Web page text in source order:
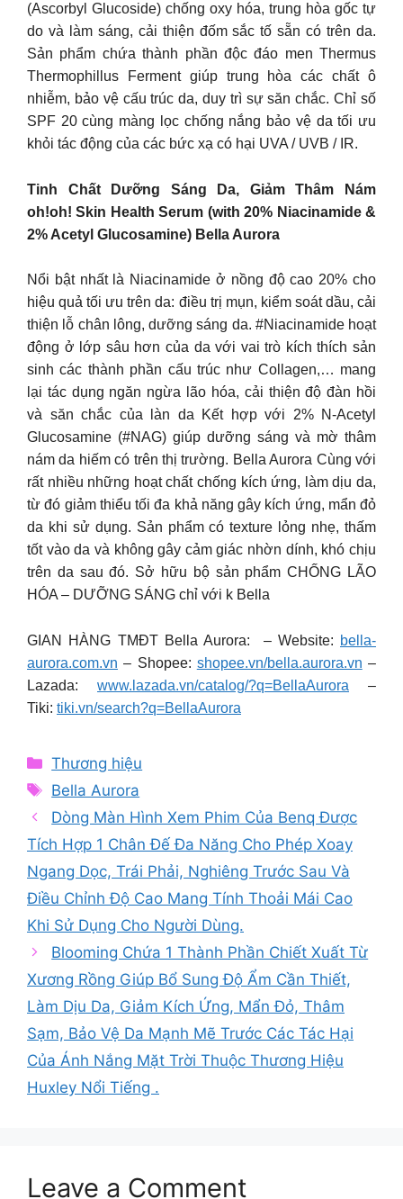
(Ascorbyl Glucoside) chống oxy hóa, trung hòa gốc tự
do và làm sáng, cải thiện đốm sắc tố sẵn có trên da.
Sản phẩm chứa thành phần độc đáo men Thermus
Thermophillus Ferment giúp trung hòa các chất ô
nhiễm, bảo vệ cấu trúc da, duy trì sự săn chắc. Chỉ số
SPF 20 cùng màng lọc chống nắng bảo vệ da tối ưu
khỏi tác động của các bức xạ có hại UVA / UVB / IR.
Tinh Chất Dưỡng Sáng Da, Giảm Thâm Nám
oh!oh! Skin Health Serum (with 20% Niacinamide &
2% Acetyl Glucosamine) Bella Aurora
Nổi bật nhất là Niacinamide ở nồng độ cao 20% cho
hiệu quả tối ưu trên da: điều trị mụn, kiểm soát dầu, cải
thiện lỗ chân lông, dưỡng sáng da. #Niacinamide hoạt
động ở lớp sâu hơn của da với vai trò kích thích sản
sinh các thành phần cấu trúc như Collagen,… mang
lại tác dụng ngăn ngừa lão hóa, cải thiện độ đàn hồi
và săn chắc của làn da Kết hợp với 2% N-Acetyl
Glucosamine (#NAG) giúp dưỡng sáng và mờ thâm
nám da hiếm có trên thị trường. Bella Aurora Cùng với
rất nhiều những hoạt chất chống kích ứng, làm dịu da,
từ đó giảm thiểu tối đa khả năng gây kích ứng, mẩn đỏ
da khi sử dụng. Sản phẩm có texture lỏng nhẹ, thấm
tốt vào da và không gây cảm giác nhờn dính, khó chịu
trên da sau đó. Sở hữu bộ sản phẩm CHỐNG LÃO
HÓA – DƯỠNG SÁNG chỉ với k Bella
GIAN HÀNG TMĐT Bella Aurora: – Website: bella-
aurora.com.vn – Shopee: shopee.vn/bella.aurora.vn –
Lazada: www.lazada.vn/catalog/?q=BellaAurora –
Tiki: tiki.vn/search?q=BellaAurora
Categories
Thương hiệu
Tags
Bella Aurora
Dòng Màn Hình Xem Phim Của Benq Được
Tích Hợp 1 Chân Đế Đa Năng Cho Phép Xoay
Ngang Dọc, Trái Phải, Nghiêng Trước Sau Và
Điều Chỉnh Độ Cao Mang Tính Thoải Mái Cao
Khi Sử Dụng Cho Người Dùng.
Blooming Chứa 1 Thành Phần Chiết Xuất Từ
Xương Rồng Giúp Bổ Sung Độ Ẩm Cần Thiết,
Làm Dịu Da, Giảm Kích Ứng, Mẩn Đỏ, Thâm
Sạm, Bảo Vệ Da Mạnh Mẽ Trước Các Tác Hại
Của Ánh Nắng Mặt Trời Thuộc Thương Hiệu
Huxley Nổi Tiếng .
Leave a Comment